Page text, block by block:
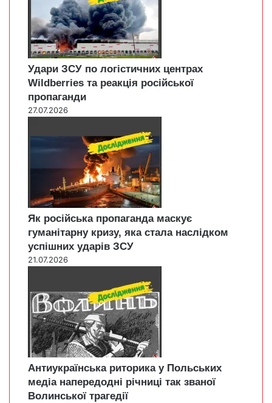
Удари ЗСУ по логістичних центрах
Wildberries та реакція російської
пропаганди
27.07.2026
Як російська пропаганда маскує
гуманітарну кризу, яка стала наслідком
успішних ударів ЗСУ
21.07.2026
Антиукраїнська риторика у Польських
медіа напередодні річниці так званої
Волинської трагедії